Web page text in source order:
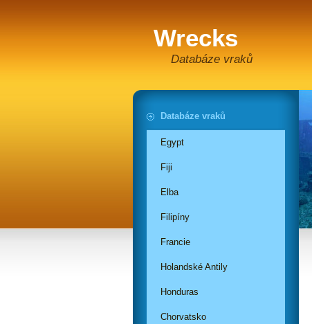
Wrecks
Databáze vraků
Databáze vraků
Egypt
Fiji
Elba
Filipíny
Francie
Holandské Antily
Honduras
Chorvatsko